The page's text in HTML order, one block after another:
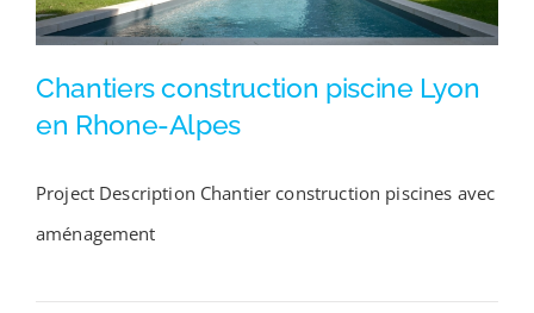
Chantiers construction piscine Lyon en Rhone-
Chantiers construction piscine Lyon
en Rhone-Alpes
Project Description Chantier construction piscines avec
aménagement